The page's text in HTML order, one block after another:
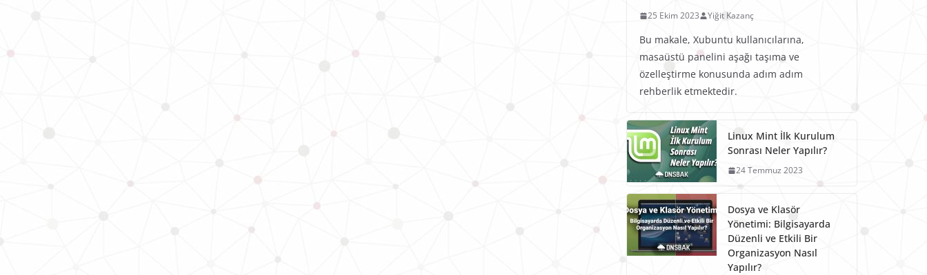
25 Ekim 2023 Yiğit Kazanç
Bu makale, Xubuntu kullanıcılarına,
masaüstü panelini aşağı taşıma ve
özelleştirme konusunda adım adım
rehberlik etmektedir.
Linux Mint İlk Kurulum
Sonrası Neler Yapılır?
24 Temmuz 2023
Dosya ve Klasör
Yönetimi: Bilgisayarda
Düzenli ve Etkili Bir
Organizasyon Nasıl
Yapılır?